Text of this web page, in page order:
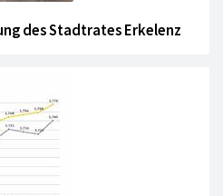
des Stadtrates Erkelenz